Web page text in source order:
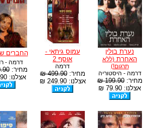
נערת בולין
האחרת (ללא
תרגום!)
דרמה - היסטוריה
מחיר:199.90 ₪
אצלנו: 79.90 ₪
עמוס גיתאי -
אוסף 2
דרמה
מחיר:499.90 ₪
אצלנו: 249.90 ₪
החברים
דרמה -
מחיר:₪
אצלנו: 99.90 ₪